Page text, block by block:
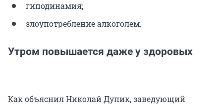
гиподинамия;
злоупотребление алкоголем.
Утром повышается даже у здоровых
Как объяснил Николай Дупик, заведующий